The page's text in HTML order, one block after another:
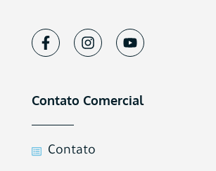
Contato Comercial
Contato